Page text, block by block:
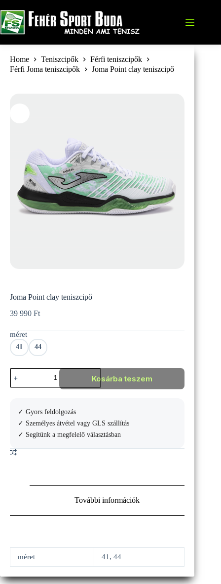
to
content
Home Teniszcipők
Férfi teniszcipők
Férfi Joma teniszcipők
Joma Point clay teniszcipő
Joma Point clay teniszcipő
39 990 Ft
méret
41 44
Joma
Point
clay
Kosárba teszem
✓ Gyors feldolgozás
✓ Személyes átvétel vagy GLS szállítás
✓ Segítünk a megfelelő választásban
További információk
méret 41, 44